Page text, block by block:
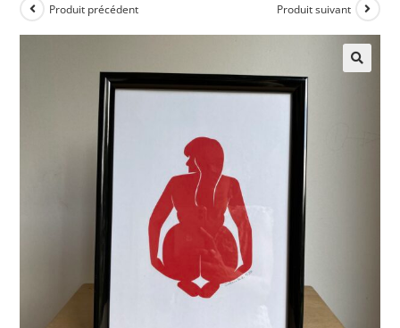
Produit précédent Produit suivant